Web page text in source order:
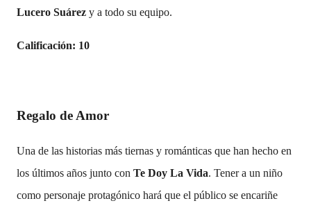
Lucero Suárez y a todo su equipo.
Calificación: 10
Regalo de Amor
Una de las historias más tiernas y románticas que han hecho en
los últimos años junto con Te Doy La Vida. Tener a un niño
como personaje protagónico hará que el público se encariñe